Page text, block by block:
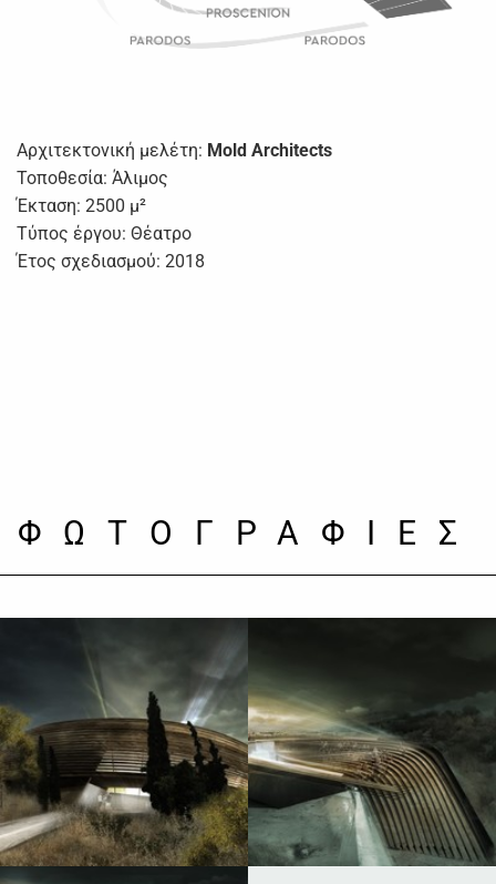
Αρχιτεκτονική μελέτη: Mold Architects
Τοποθεσία: Άλιμος
Έκταση: 2500 μ²
Τύπος έργου: Θέατρο
Έτος σχεδιασμού: 2018
ΦΩΤΟΓΡΑΦΙΕΣ